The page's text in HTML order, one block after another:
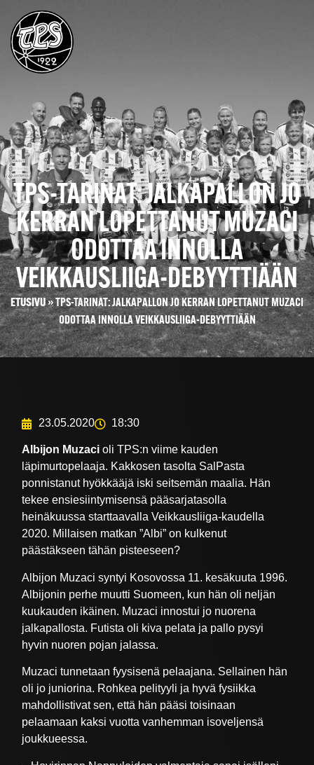
TPS-TARINAT: JALKAPALLON JO
KERRAN LOPETTANUT MUZACI
ODOTTAA INNOLLA
VEIKKAUSLIIGA-DEBYYTTIÄÄN
ETUSIVU»TPS-TARINAT: JALKAPALLON JO KERRAN LOPETTANUT MUZACI
ODOTTAA INNOLLA VEIKKAUSLIIGA-DEBYYTTIÄÄN
23.05.2020 18:30
Albijon Muzacioli TPS:n viime kauden
läpimurtopelaaja. Kakkosen tasolta SalPasta
ponnistanut hyökkääjä iski seitsemän maalia. Hän
tekee ensiesiintymisensä pääsarjatasolla
heinäkuussa starttaavalla Veikkausliiga-kaudella
2020. Millaisen matkan ”Albi” on kulkenut
päästäkseen tähän pisteeseen?
Albijon Muzaci syntyi Kosovossa 11. kesäkuuta 1996.
Albijonin perhe muutti Suomeen, kun hän oli neljän
kuukauden ikäinen. Muzaci innostui jo nuorena
jalkapallosta. Futista oli kiva pelata ja pallo pysyi
hyvin nuoren pojan jalassa.
Muzaci tunnetaan fyysisenä pelaajana. Sellainen hän
oli jo juniorina. Rohkea pelityyli ja hyvä fysiikka
mahdollistivat sen, että hän pääsi toisinaan
pelaamaan kaksi vuotta vanhemman isoveljensä
joukkueessa.